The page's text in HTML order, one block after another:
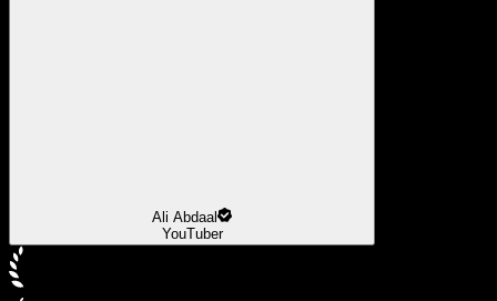
Ali Abdaal
YouTuber